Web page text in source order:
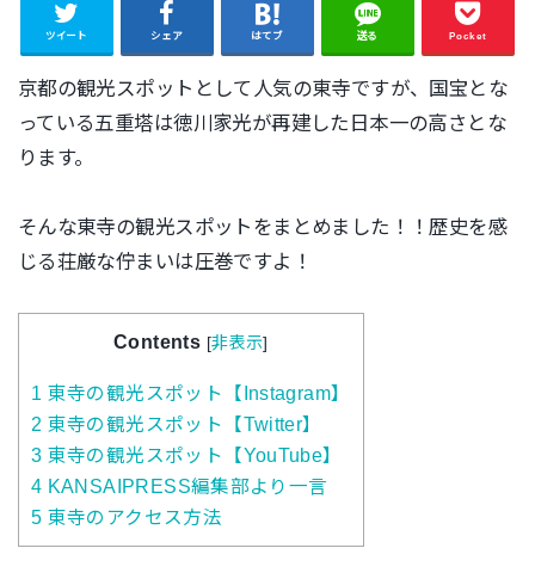
ツイート シェア はてブ 送る Pocket
京都の観光スポットとして人気の東寺ですが、国宝とな
っている五重塔は徳川家光が再建した日本一の高さとな
ります。
そんな東寺の観光スポットをまとめました！！歴史を感
じる荘厳な佇まいは圧巻ですよ！
Contents [非表示]
1 東寺の観光スポット【Instagram】
2 東寺の観光スポット【Twitter】
3 東寺の観光スポット【YouTube】
4 KANSAIPRESS編集部より一言
5 東寺のアクセス方法